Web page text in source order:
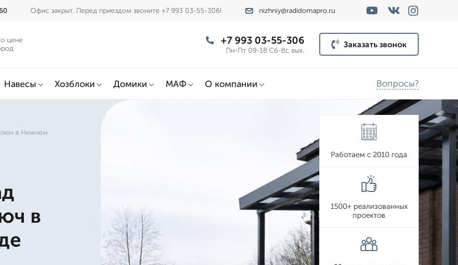
Офис закрыт. Перед приездом звоните +7 993 03-55-306! nizhniy@radidomapro.ru
цене
+7 993 03-55-306
Пн-Пт 09-18 Сб-Вс вых.
Заказать звонок
Навесы Хозблоки Домики МАФ О компании Вопросы?
в Нижнем
в
Работаем с 2010 года
1500+ реализованных
проектов